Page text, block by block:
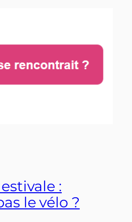
:
le vélo ?